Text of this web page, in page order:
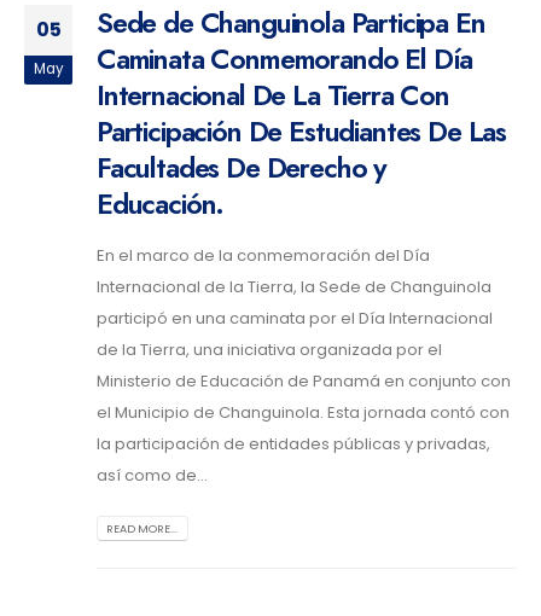
05
May
Sede de Changuinola Participa En
Caminata Conmemorando El Día
Internacional De La Tierra Con
Participación De Estudiantes De Las
Facultades De Derecho y
Educación.
En el marco de la conmemoración del Día
Internacional de la Tierra, la Sede de Changuinola
participó en una caminata por el Día Internacional
de la Tierra, una iniciativa organizada por el
Ministerio de Educación de Panamá en conjunto con
el Municipio de Changuinola. Esta jornada contó con
la participación de entidades públicas y privadas,
así como de...
READ MORE...